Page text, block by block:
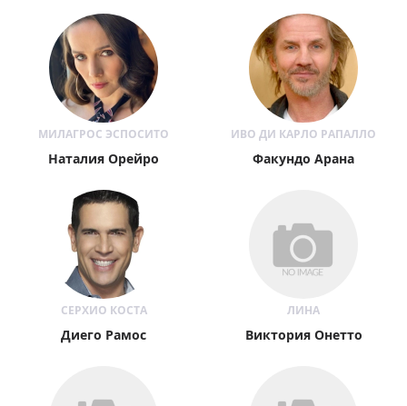
МИЛАГРОС ЭСПОСИТО
Наталия Орейро
ИВО ДИ КАРЛО РАПАЛЛО
Факундо Арана
СЕРХИО КОСТА
Диего Рамос
ЛИНА
Виктория Онетто